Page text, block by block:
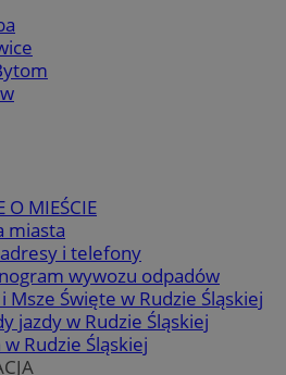
O MIEŚCIE
miasta
i telefony
wywozu odpadów
Msze Święte w Rudzie Śląskiej
jazdy w Rudzie Śląskiej
w Rudzie Śląskiej